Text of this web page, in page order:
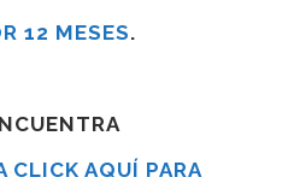
12 MESES.
CLICK AQUÍ PARA